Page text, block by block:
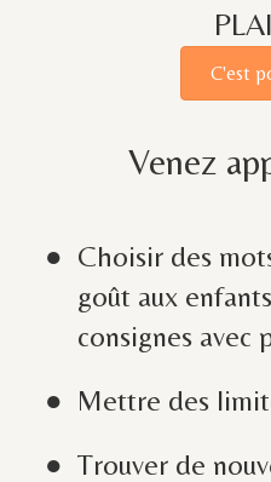
C'est
Venez
Choisir des
goût aux
consignes avec
Mettre des
Trouver de